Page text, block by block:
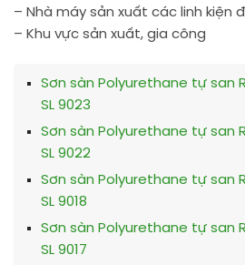
– Nhà máy sản xuất các linh kiện
– Khu vực sản xuất, gia công
Sơn sàn Polyurethane tự san
SL 9023
Sơn sàn Polyurethane tự san
SL 9022
Sơn sàn Polyurethane tự san
SL 9018
Sơn sàn Polyurethane tự san
SL 9017